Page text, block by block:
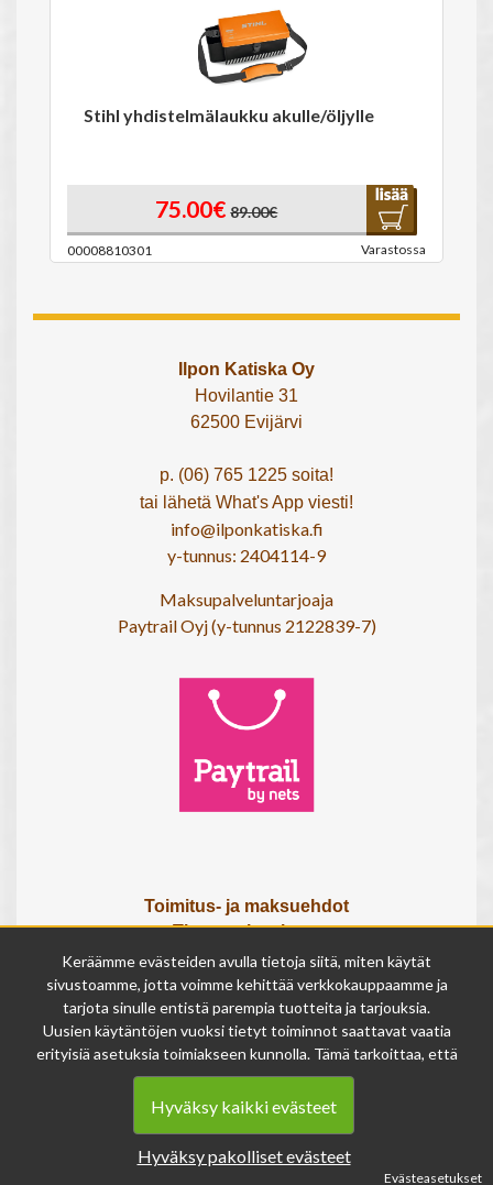
Stihl yhdistelmälaukku akulle/öljylle
75.00€ 89.00€
00008810301 Varastossa
Ilpon Katiska Oy
Hovilantie 31
62500 Evijärvi
p. (06) 765 1225 soita!
tai lähetä What's App viesti!
info@ilponkatiska.fi
y-tunnus: 2404114-9
Maksupalveluntarjoaja
Paytrail Oyj (y-tunnus 2122839-7)
Toimitus- ja maksuehdot
Tietosuojaseloste
Tietoa meistä
Osta lahjakortti
Tilauksen peruutuslomake
Olemme avoinna
ma - pe 9 - 17
la 9 - 14
su suljettu
Keräämme evästeiden avulla tietoja siitä, miten käytät
sivustoamme, jotta voimme kehittää verkkokauppaamme ja
tarjota sinulle entistä parempia tuotteita ja tarjouksia.
Uusien käytäntöjen vuoksi tietyt toiminnot saattavat vaatia
erityisiä asetuksia toimiakseen kunnolla. Tämä tarkoittaa, että
joissakin tapauksissa anonymisoidut tiedot voivat kertyä,
vaikka olisit kieltänyt evästeiden käytön. Näitä tietoja
käytetään ainoastaan palvelumme parantamiseen, eikä niistä
Voit muuttaa evästeasetuksiasi milloin tahansa sivun
Hyväksy kaikki evästeet
Hyväksy pakolliset evästeet
Evästeasetukset